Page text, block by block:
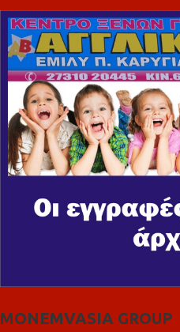
MONEMVASIA GROUP